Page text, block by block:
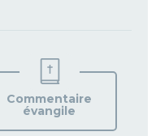
VOTRE
PAROISSE
Commentaire
évangile